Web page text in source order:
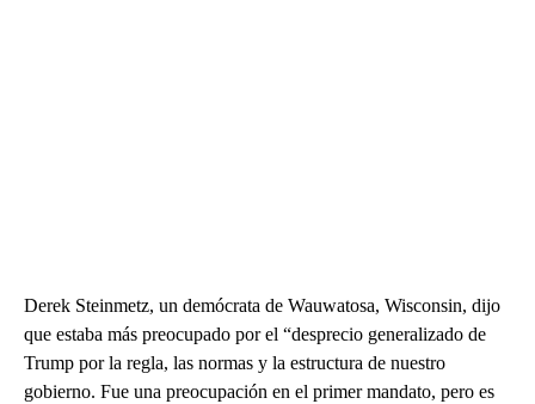
Derek Steinmetz, un demócrata de Wauwatosa, Wisconsin, dijo
que estaba más preocupado por el “desprecio generalizado de
Trump por la regla, las normas y la estructura de nuestro
gobierno. Fue una preocupación en el primer mandato, pero es